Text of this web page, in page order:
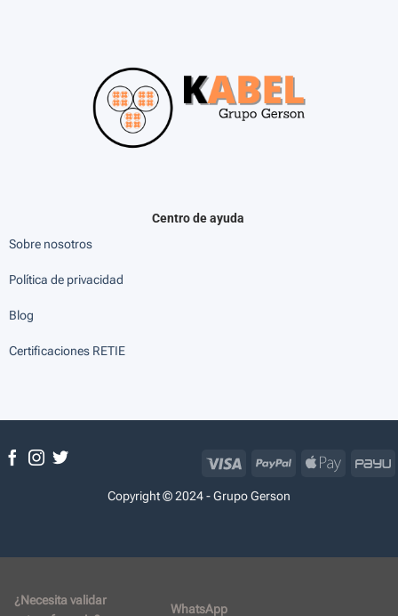
Centro de ayuda
Sobre nosotros
Política de privacidad
Blog
Certificaciones RETIE
Copyright © 2024 - Grupo Gerson
Visa PayPal
Apple
¿Necesita validar
WhatsApp